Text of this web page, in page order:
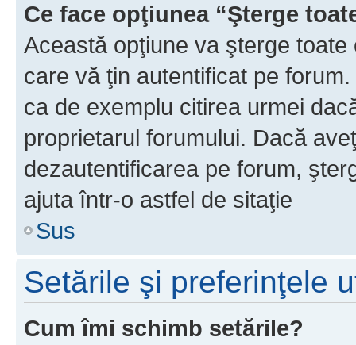
Ce face opţiunea “Şterge
Această opţiune va şterge
care vă ţin autentificat pe
ca de exemplu citirea urmei
proprietarul forumului. Dacă
dezautentificarea pe forum,
ajuta într-o astfel de sitaţie
Sus
Setările şi preferinţele
Cum îmi schimb setările?